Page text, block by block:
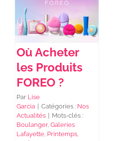
NEWS DE FOREO
SKINCARE
SANTÉ & BIEN-ÊTRE
BEAUTÉ
Où Acheter
les Produits
FOREO ?
Par Lise
Garcia
Catégories : Nos
Actualités
Mots-clés :
Boulanger,Galeries
Lafayette Printemps